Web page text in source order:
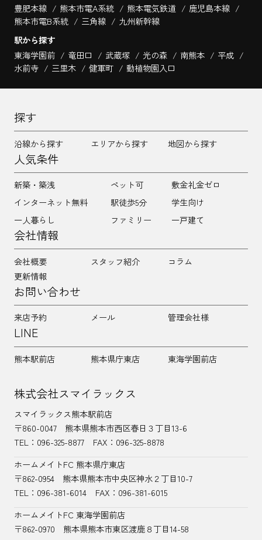
豊肥本線
熊本市電A系統 熊本電気鉄道
鹿児島本線
熊本市電B系統
三角線
九州新幹線
駅から探す
東海学園前
竜田口 武蔵塚 光の森 南熊本
平成
水前寺
三里木 健軍町 動植物園入口
探す
沿線から探す エリアから探す 地図から探す
人気条件
新築・築浅 ペット可
敷金礼金ゼロ
インターネット無料
駅徒歩5分
学生向け
一人暮らし
ファミリー 一戸建て
会社情報
会社概要 スタッフ紹介
コラム
更新情報
お問い合わせ
来店予約 メール 管理会社様
LINE
熊本駅前店 熊本県庁東店 東海学園前店
株式会社スマイラックス
スマイラックス熊本駅前店
〒860-0047
熊本県熊本市西区春日３丁目13-6
TEL： 096-325-8877
FAX：096-325-8878
ホームメイトFC 熊本県庁東店
〒862-0954
熊本県熊本市中央区神水２丁目10-7
TEL：096-381-6014
FAX：096-381-6015
ホームメイトFC 東海学園前店
〒862-0970
熊本県熊本市東区渡鹿８丁目14-58